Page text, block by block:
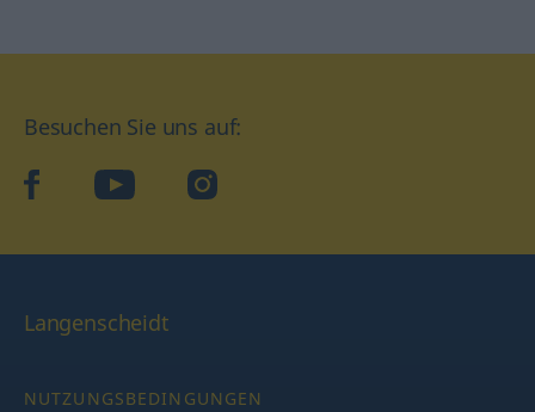
Besuchen Sie uns auf:
facebookYouTube Instagram
Langenscheidt
NUTZUNGSBEDINGUNGEN